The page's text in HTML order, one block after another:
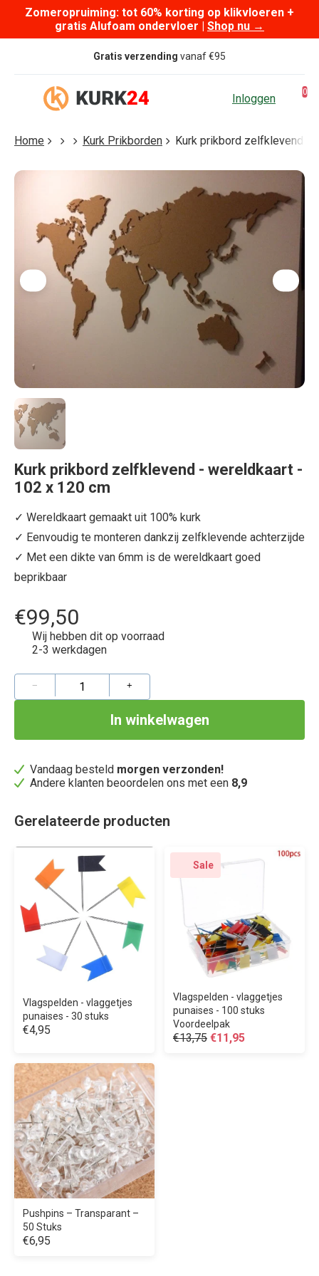
Skip to content
Zomeropruiming: tot 60% korting op klikvloeren +
gratis Alufoam ondervloer | Shop nu →
Gratis verzending vanaf €95
Inloggen 0
Home Kurk Prikborden Kurk prikbord zelfklevend -
Kurk prikbord zelfklevend - wereldkaart -
102 x 120 cm
✓ Wereldkaart gemaakt uit 100% kurk
✓ Eenvoudig te monteren dankzij zelfklevende achterzijde
✓ Met een dikte van 6mm is de wereldkaart goed
beprikbaar
€99,50
Wij hebben dit op voorraad
2-3 werkdagen
− +
Vandaag besteld morgen verzonden!
Andere klanten beoordelen ons met een 8,9
Gerelateerde producten
Vlagspelden - vlaggetjes
punaises - 30 stuks
€4,95
Sale
Vlagspelden - vlaggetjes
punaises - 100 stuks
Voordeelpak
€13,75 €11,95
Pushpins – Transparant –
50 Stuks
€6,95